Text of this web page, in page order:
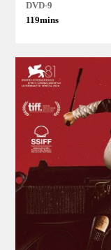
DVD-9
119mins